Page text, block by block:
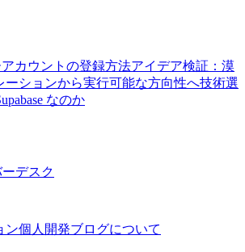
カウントの登録方法アイデア検証：漠
ーションから実行可能な方向性へ技術選
なのか
デスク
ン個人開発ブログについて